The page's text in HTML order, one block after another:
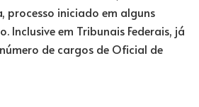
processo iniciado em alguns
Inclusive em Tribunais Federais, já
de cargos de Oficial de